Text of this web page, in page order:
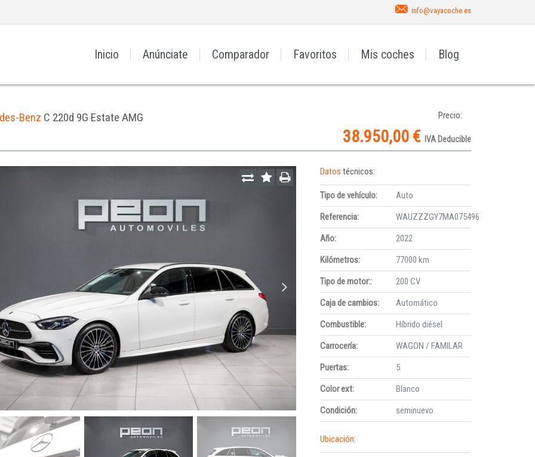
info@vayacoche.es
Inicio Anúnciate Comparador Favoritos Mis coches Blog
Benz C 220d 9G Estate AMG Precio:
38.950,00 € IVA Deducible
Datostécnicos:
Tipo de vehículo:
Auto
Referencia:
WAUZZZGY7MA075496
Año:
2022
Kilómetros:
77000 km
Tipo de motor::
200 CV
Caja de cambios:
Automático
Combustible:
Híbrido diésel
Carrocería:
WAGON / FAMILAR
Puertas:
5
Color ext:
Blanco
Condición:
seminuevo
Ubicación: